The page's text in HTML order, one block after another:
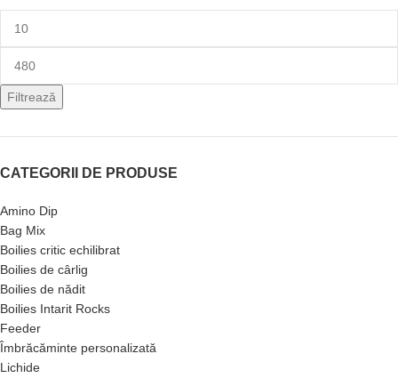
Filtrează
CATEGORII DE PRODUSE
Amino Dip
Bag Mix
Boilies critic echilibrat
Boilies de cârlig
Boilies de nădit
Boilies Intarit Rocks
Feeder
Îmbrăcăminte personalizată
Lichide